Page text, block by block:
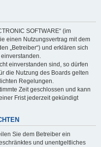
SOFTWARE“ (im
einen Nutzungsvertrag mit dem
„Betreiber“) und erklären sich
einverstanden sind, so dürfen
die Nutzung des Boards gelten
Regelungen.
Zeit geschlossen und kann
Frist jederzeit gekündigt
Sie dem Betreiber ein
und unentgeltliches